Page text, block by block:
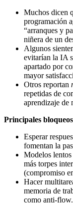
Muchos dicen
programación
“arranques y
niñera de un
Algunos
evitarían la IA
apartado por
mayor
Otros reportan
repetidas de
aprendizaje de
Principales
Esperar
fomentan la
Modelos lentos
más torpes
(compromiso
Hacer
memoria de
como anti-flow.